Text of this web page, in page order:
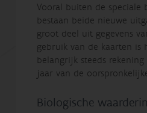
Vooral buiten de speciale
bestaan beide nieuwe
groot deel uit gegevens
gebruik van de kaarten is
belangrijk steeds
jaar van de
Biologische